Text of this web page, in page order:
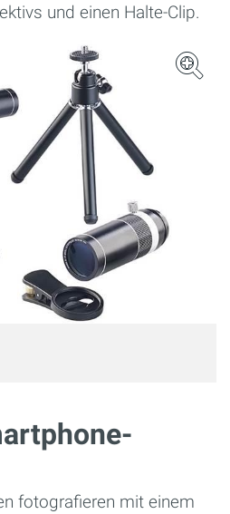
und einen Halte-Clip.
fotografieren mit einem